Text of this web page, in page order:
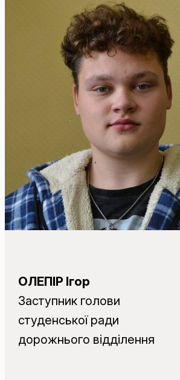
ОЛЕПІР Ігор
Заступник голови
студенської ради
дорожнього відділення